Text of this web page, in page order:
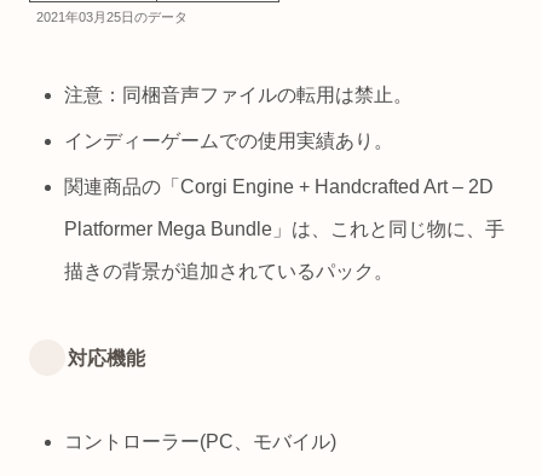
2021年03月25日のデータ
注意：同梱音声ファイルの転用は禁止。
インディーゲームでの使用実績あり。
関連商品の「Corgi Engine + Handcrafted Art – 2D
Platformer Mega Bundle」は、これと同じ物に、手
描きの背景が追加されているパック。
対応機能
コントローラー(PC、モバイル)